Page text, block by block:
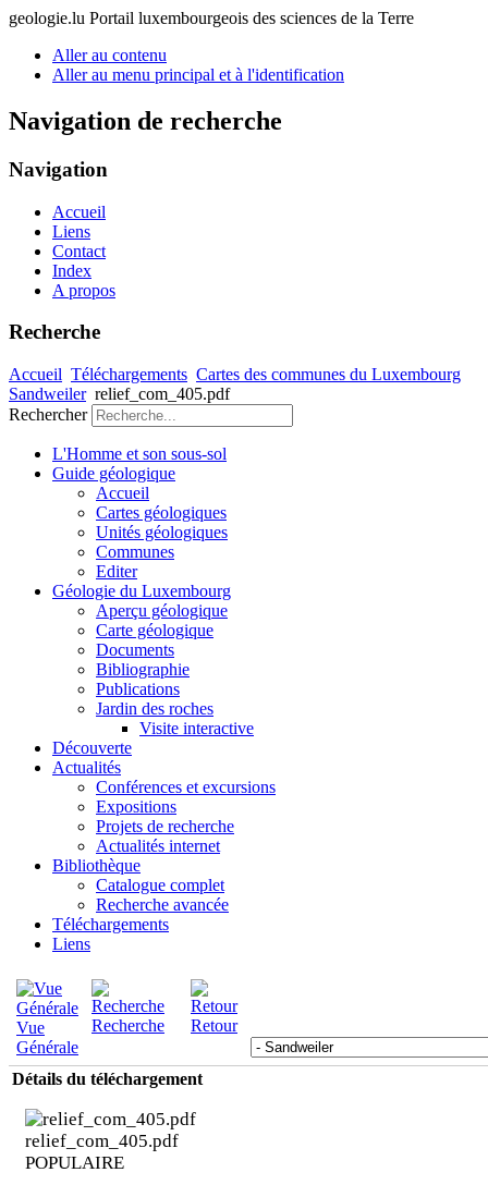
geologie.lu Portail luxembourgeois des sciences de la Terre
Aller au contenu
Aller au menu principal et à l'identification
Navigation de recherche
Navigation
Accueil
Liens
Contact
Index
A propos
Recherche
Accueil Téléchargements Cartes des communes du Luxembourg
Sandweiler relief_com_405.pdf
Rechercher
L'Homme et son sous-sol
Guide géologique
Accueil
Cartes géologiques
Unités géologiques
Communes
Editer
Géologie du Luxembourg
Aperçu géologique
Carte géologique
Documents
Bibliographie
Publications
Jardin des roches
Visite interactive
Découverte
Actualités
Conférences et excursions
Expositions
Projets de recherche
Actualités internet
Bibliothèque
Catalogue complet
Recherche avancée
Téléchargements
Liens
Vue
Générale
Recherche Retour
Détails du téléchargement
relief_com_405.pdf
POPULAIRE